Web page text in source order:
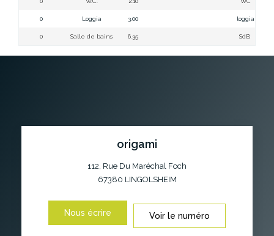
0 Loggia 3.00 loggia
0 Salle de bains 6.35 SdB
origami
112, Rue Du Maréchal Foch
67380 LINGOLSHEIM
Nous écrire Voir le numéro